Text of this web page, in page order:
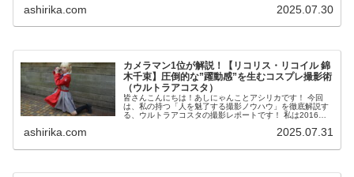
ashirika.com 2025.07.30
カメラマン1位が解説！【リコリス・リコイル 錦
木千束】圧倒的な”躍動感”を生むコスプレ撮影術
（ウルトラアコスタ）
皆さんこんにちは！あしにゃんことアシリカです！ 今回
は、私の持つ「人を魅了する撮影ノウハウ」を徹底解説す
る、ウルトラアコスタの撮影レポートです！ 私は2016年
ashirika.com 2025.07.31